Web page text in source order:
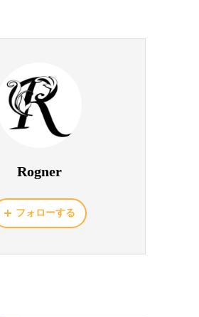
Rogner
フォローする